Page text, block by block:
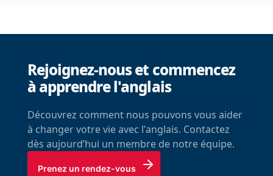
Rejoignez-nous et commencez
à apprendre l'anglais
Découvrez comment nous pouvons vous aider
à changer votre vie avec l'anglais. Contactez
dès aujourd’hui un membre de notre équipe.
Prenez un rendez-vous